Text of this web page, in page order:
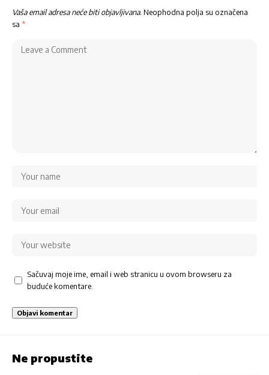
Vaša email adresa neće biti objavljivana. Neophodna polja su označena
sa *
Sačuvaj moje ime, email i web stranicu u ovom browseru za
buduće komentare.
Ne propustite